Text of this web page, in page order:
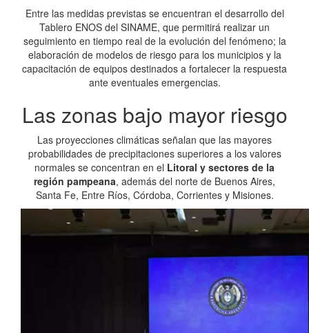
Entre las medidas previstas se encuentran el desarrollo del
Tablero ENOS del SINAME, que permitirá realizar un
seguimiento en tiempo real de la evolución del fenómeno; la
elaboración de modelos de riesgo para los municipios y la
capacitación de equipos destinados a fortalecer la respuesta
ante eventuales emergencias.
Las zonas bajo mayor riesgo
Las proyecciones climáticas señalan que las mayores
probabilidades de precipitaciones superiores a los valores
normales se concentran en el Litoral y sectores de la
región pampeana, además del norte de Buenos Aires,
Santa Fe, Entre Ríos, Córdoba, Corrientes y Misiones.